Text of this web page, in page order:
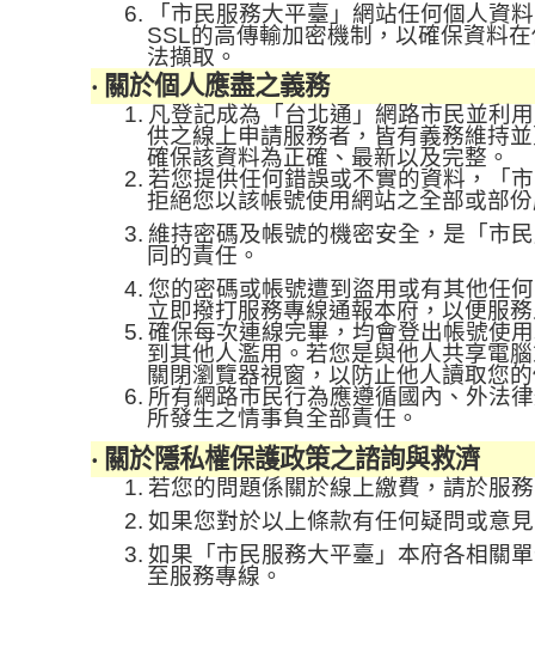
6.
「市民服務大平臺」網站任何個人資
SSL的高傳輸加密機制，以確保資料
法擷取。
‧ 關於個人應盡之義務
1. 凡登記成為「台北通」網路市民並利
供之線上申請服務者，皆有義務維持
確保該資料為正確、最新以及完整。
2. 若您提供任何錯誤或不實的資料，「
拒絕您以該帳號使用網站之全部或部
3. 維持密碼及帳號的機密安全，是「市
同的責任。
4. 您的密碼或帳號遭到盜用或有其他任
立即撥打服務專線通報本府，以便服
5. 確保每次連線完畢，均會登出帳號使
到其他人濫用。若您是與他人共享電
關閉瀏覽器視窗，以防止他人讀取您
6. 所有網路市民行為應遵循國內、外法
所發生之情事負全部責任。
‧ 關於隱私權保護政策之諮詢與救濟
1. 若您的問題係關於線上繳費，請於服
2. 如果您對於以上條款有任何疑問或意
3. 如果「市民服務大平臺」本府各相關
至服務專線。